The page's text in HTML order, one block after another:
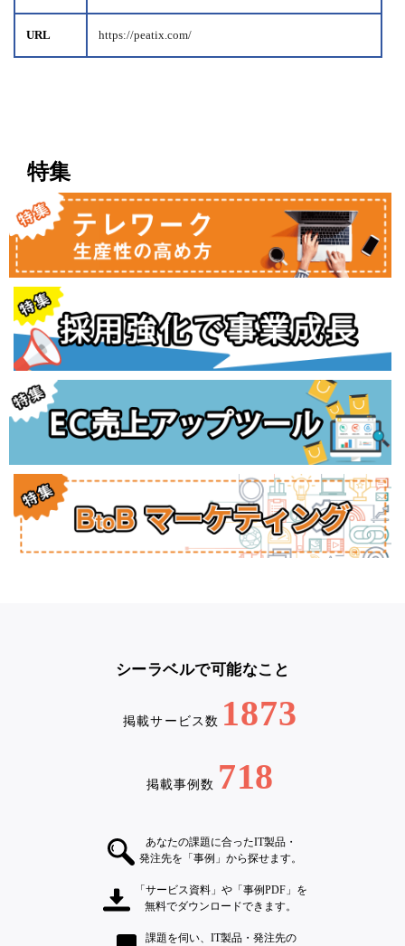
URL https://peatix.com/
特集
シーラベルで可能なこと
掲載サービス数 1873
掲載事例数 718
あなたの課題に合ったIT製品・
発注先を「事例」から探せます。
「サービス資料」や「事例PDF」を
無料でダウンロードできます。
課題を伺い、IT製品・発注先の